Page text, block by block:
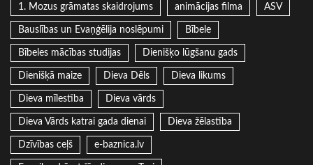
1. Mozus grāmatas skaidrojums animācijas filma ASV
Bauslības un Evaņģēlija noslēpumi Bībele
Bībeles mācības studijas Dienišķo lūgšanu gads
Dienišķā maize Dieva Dēls Dieva likums
Dieva mīlestība Dieva vārds
Dieva Vārds katrai gada dienai Dieva žēlastība
Dzīvības ceļš e-baznica.lv